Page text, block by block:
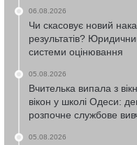
06.08.2026
Чи скасовує новий
результатів?
системи оцінювання
05.08.2026
Вчителька випала з
вікон у школі Одеси:
розпочне службове
05.08.2026